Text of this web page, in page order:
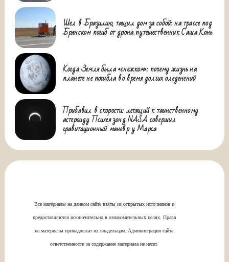
Шел в Бразилию, тащил дом за собой: на трассе под
Брянском погиб от дрона путешественник Саша Конь
Когда Земля была «снежком»: почему жизнь на
планете не погибла во время долгих оледенений
Прибавил в скорости: летящий к таинственному
астероиду Психея зонд NASA совершил
гравитационный маневр у Марса
Все материалы на данном сайте взяты из открытых источников и
предоставляются исключительно в ознакомительных целях. Права
на материалы принадлежат их владельцам. Администрация сайта
ответственности за содержание материала не несет.